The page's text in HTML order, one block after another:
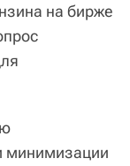
на бирже
минимизации